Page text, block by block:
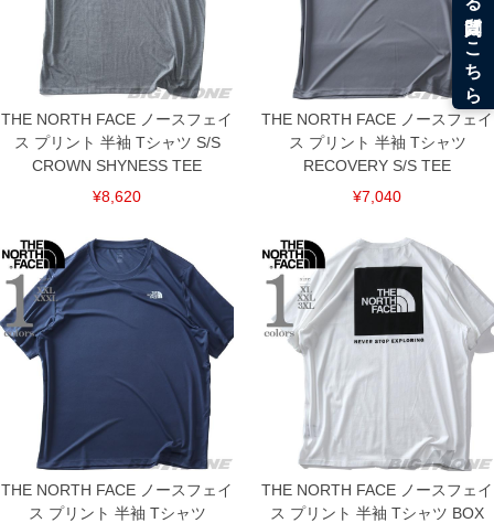
DETAIL
THE NORTH FACE ノースフェイ
ス プリント 半袖 Tシャツ S/S
CROWN SHYNESS TEE
¥8,620
THE NORTH FACE ノースフェイ
ス プリント 半袖 Tシャツ
RECOVERY S/S TEE
¥7,040
THE NORTH FACE ノースフェイ
ス プリント 半袖 Tシャツ
THE NORTH FACE ノースフェイ
ス プリント 半袖 Tシャツ BOX